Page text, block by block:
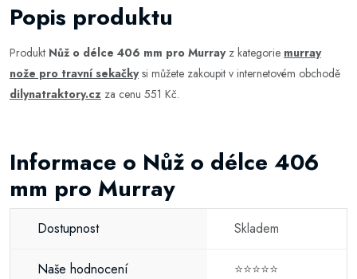
Popis produktu
Produkt Nůž o délce 406 mm pro Murrayz kategorie murray
nože pro travní sekačkysi můžete zakoupit v internetovém obchodě
dilynatraktory.cz za cenu 551 Kč.
Informace o Nůž o délce 406
mm pro Murray
Dostupnost Skladem
Naše hodnocení ⭐⭐⭐⭐⭐